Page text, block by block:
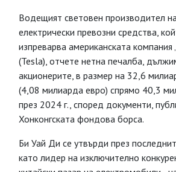
Водещият световен производител
електрически превозни средства,
изпреварва американската компания
(Tesla), отчете нетна печалба,
акционерите, в размер на 32,6
(4,08 милиарда евро) спрямо 40,3
през 2024 г., според документи,
Хонконгската фондова борса.
Би Уай Ди се утвърди през
като лидер на изключително